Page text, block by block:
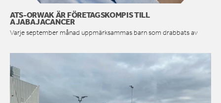
ATS-ORWAK ÄR FÖRETAGSKOMPIS TILL
AJABAJACANCER
Varje september månad uppmärksammas barn som drabbats av